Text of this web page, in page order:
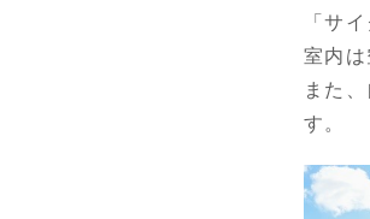
「サ
室内は
また
す。